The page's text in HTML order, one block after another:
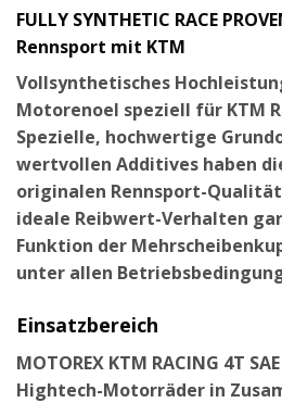
FULLY SYNTHETIC RACE
Rennsport mit KTM
Vollsynthetisches
Motorenoel speziell für KTM
Spezielle, hochwertige
wertvollen Additives haben
originalen Rennsport-
ideale Reibwert-Verhalten
Funktion der
unter allen
Einsatzbereich
MOTOREX KTM RACING 4T
Hightech-Motorräder in